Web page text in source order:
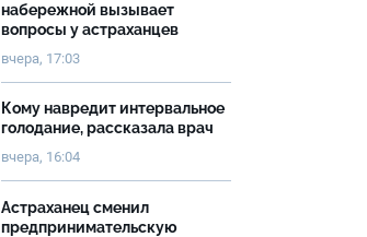
набережной вызывает
вопросы у астраханцев
вчера, 17:03
Кому навредит интервальное
голодание, рассказала врач
вчера, 16:04
Астраханец сменил
предпринимательскую